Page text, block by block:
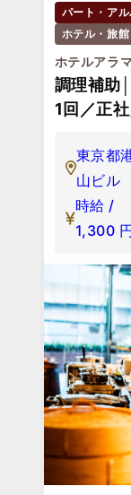
パート・アル
ホテル・旅館
ホテルアラ
調理補助
1回／正
東京都
山ビル
時給 /
1,300